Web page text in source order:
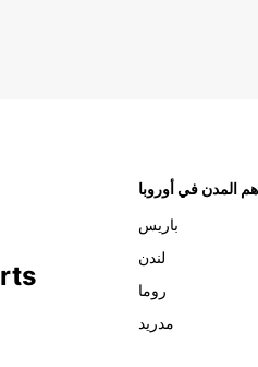
المدن في أوروبا
باريس
لندن
روما
مدريد